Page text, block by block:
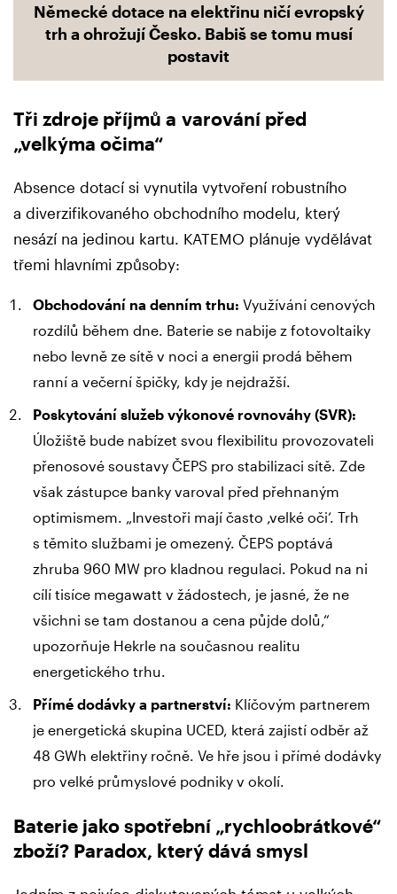
Německé dotace na elektřinu ničí evropský
trh a ohrožují Česko. Babiš se tomu musí
postavit
Tři zdroje příjmů a varování před
„velkýma očima“
Absence dotací si vynutila vytvoření robustního
a diverzifikovaného obchodního modelu, který
nesází na jedinou kartu. KATEMO plánuje vydělávat
třemi hlavními způsoby:
Obchodování na denním trhu: Využívání cenových
rozdílů během dne. Baterie se nabije z fotovoltaiky
nebo levně ze sítě v noci a energii prodá během
ranní a večerní špičky, kdy je nejdražší.
Poskytování služeb výkonové rovnováhy (SVR):
Úložiště bude nabízet svou flexibilitu provozovateli
přenosové soustavy ČEPS pro stabilizaci sítě. Zde
však zástupce banky varoval před přehnaným
optimismem. „Investoři mají často ‚velké oči‘. Trh
s těmito službami je omezený. ČEPS poptává
zhruba 960 MW pro kladnou regulaci. Pokud na ni
cílí tisíce megawatt v žádostech, je jasné, že ne
všichni se tam dostanou a cena půjde dolů,“
upozorňuje Hekrle na současnou realitu
energetického trhu.
Přímé dodávky a partnerství: Klíčovým partnerem
je energetická skupina UCED, která zajistí odběr až
48 GWh elektřiny ročně. Ve hře jsou i přímé dodávky
pro velké průmyslové podniky v okolí.
Baterie jako spotřební „rychloobrátkové“
zboží? Paradox, který dává smysl